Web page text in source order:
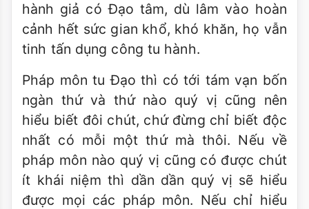
hành giả có Ðạo tâm, dù lâm vào hoàn
cảnh hết sức gian khổ, khó khăn, họ vẫn
tinh tấn dụng công tu hành.
Pháp môn tu Ðạo thì có tới tám vạn bốn
ngàn thứ và thứ nào quý vị cũng nên
hiểu biết đôi chút, chứ đừng chỉ biết độc
nhất có mỗi một thứ mà thôi. Nếu về
pháp môn nào quý vị cũng có được chút
ít khái niệm thì dần dần quý vị sẽ hiểu
được mọi các pháp môn. Nếu chỉ hiểu